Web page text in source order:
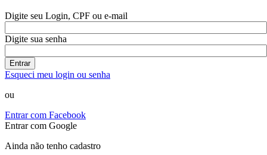
Digite seu Login, CPF ou e-mail
Digite sua senha
Entrar
Esqueci meu login ou senha
ou
Entrar com Facebook
Entrar com Google
Ainda não tenho cadastro